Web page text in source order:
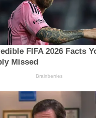
FIFA 2026 Facts
Missed
Brainberries